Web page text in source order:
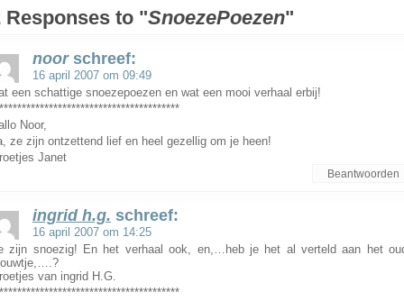
Responses to "SnoezePoezen"
noor schreef:
16 april 2007 om 09:49
een schattige snoezepoezen en wat een mooi verhaal erbij!
Noor,
ze zijn ontzettend lief en heel gezellig om je heen!
Janet
Beantwoorden
ingrid h.g. schreef:
16 april 2007 om 14:25
zijn snoezig! En het verhaal ook, en,…heb je het al verteld aan het
van ingrid H.G.